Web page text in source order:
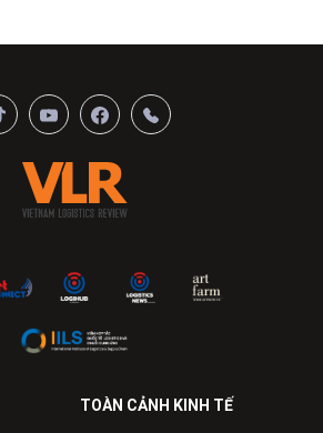
TOÀN CẢNH KINH TẾ